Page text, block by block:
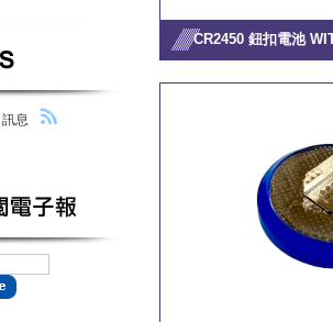
CR2450 鈕扣電池
訊息